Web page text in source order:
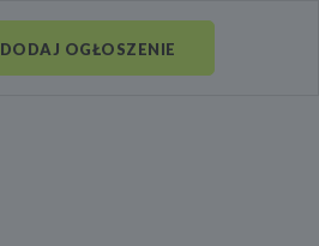
DODAJ OGŁOSZENIE